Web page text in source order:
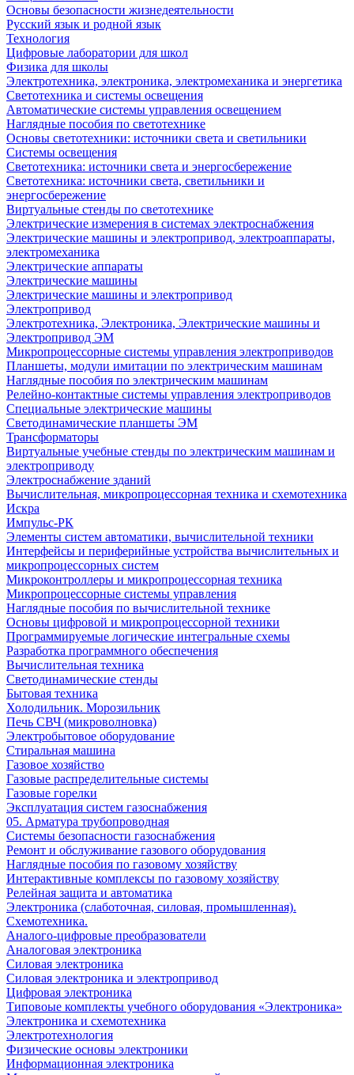
Основы безопасности жизнедеятельности
Русский язык и родной язык
Технология
Цифровые лаборатории для школ
Физика для школы
Электротехника, электроника, электромеханика и энергетика
Светотехника и системы освещения
Автоматические системы управления освещением
Наглядные пособия по светотехнике
Основы светотехники: источники света и светильники
Системы освещения
Светотехника: источники света и энергосбережение
Светотехника: источники света, светильники и
энергосбережение
Виртуальные стенды по светотехнике
Электрические измерения в системах электроснабжения
Электрические машины и электропривод, электроаппараты,
электромеханика
Электрические аппараты
Электрические машины
Электрические машины и электропривод
Электропривод
Электротехника, Электроника, Электрические машины и
Электропривод ЭМ
Микропроцессорные системы управления электроприводов
Планшеты, модули имитации по электрическим машинам
Наглядные пособия по электрическим машинам
Релейно-контактные системы управления электроприводов
Специальные электрические машины
Светодинамические планшеты ЭМ
Трансформаторы
Виртуальные учебные стенды по электрическим машинам и
электроприводу
Электроснабжение зданий
Вычислительная, микропроцессорная техника и схемотехника
Искра
Импульс-РК
Элементы систем автоматики, вычислительной техники
Интерфейсы и периферийные устройства вычислительных и
микропроцессорных систем
Микроконтроллеры и микропроцессорная техника
Микропроцессорные системы управления
Наглядные пособия по вычислительной технике
Основы цифровой и микропроцессорной техники
Программируемые логические интегральные схемы
Разработка программного обеспечения
Вычислительная техника
Светодинамические стенды
Бытовая техника
Холодильник. Морозильник
Печь СВЧ (микроволновка)
Электробытовое оборудование
Стиральная машина
Газовое хозяйство
Газовые распределительные системы
Газовые горелки
Эксплуатация систем газоснабжения
05. Арматура трубопроводная
Системы безопасности газоснабжения
Ремонт и обслуживание газового оборудования
Наглядные пособия по газовому хозяйству
Интерактивные комплексы по газовому хозяйству
Релейная защита и автоматика
Электроника (слаботочная, силовая, промышленная).
Схемотехника.
Аналого-цифровые преобразователи
Аналоговая электроника
Cиловая электроника
Cиловая электроника и электропривод
Цифровая электроника
Типовоые комплекты учебного оборудования «Электроника»
Электроника и схемотехника
Электротехнология
Физические основы электроники
Информационная электроника